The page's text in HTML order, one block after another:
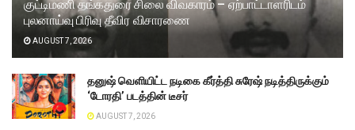
குட்டிமணி தங்கதுரை சிலை விவகாரம் – ஏற்பாட்டாளரிடம்
புலனாய்வு பிரிவு தீவிர விசாரணை
AUGUST 7, 2026
தனுஷ் வெளியிட்ட நடிகை கீர்த்தி சுரேஷ் நடித்திருக்கும்
‘டோரதி’ படத்தின் டீசர்
AUGUST 7, 2026